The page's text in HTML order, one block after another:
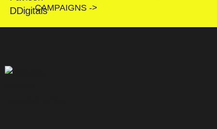
CAMPAIGNS ->